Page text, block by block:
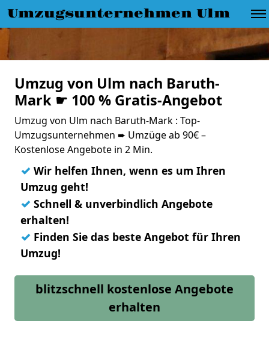
Umzugsunternehmen Ulm
Umzug von Ulm nach Baruth-
Mark ☛ 100 % Gratis-Angebot
Umzug von Ulm nach Baruth-Mark : Top-
Umzugsunternehmen ➨ Umzüge ab 90€ –
Kostenlose Angebote in 2 Min.
✓ Wir helfen Ihnen, wenn es um Ihren
Umzug geht!
✓ Schnell & unverbindlich Angebote
erhalten!
✓ Finden Sie das beste Angebot für Ihren
Umzug!
blitzschnell kostenlose Angebote
erhalten